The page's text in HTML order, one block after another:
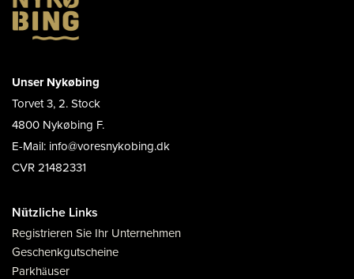
Unser Nykøbing
Torvet 3, 2. Stock
4800 Nykøbing F.
E-Mail: info@voresnykobing.dk
CVR 21482331
Nützliche Links
Registrieren Sie Ihr Unternehmen
Geschenkgutscheine
Parkhäuser